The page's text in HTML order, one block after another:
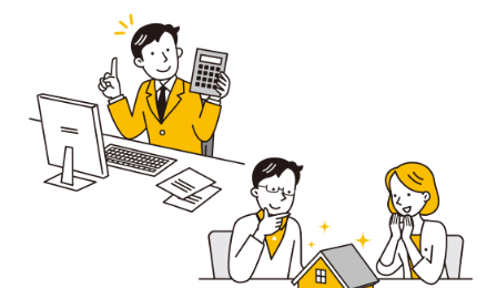
∟ご宿泊体験者フォト
分譲情報
∟新規分譲住宅